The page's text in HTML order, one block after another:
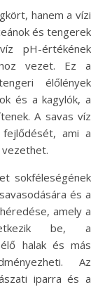
hanem a vízi
és tengerek
pH-értékének
vezet. Ez a
élőlények
és a kagylók, a
A savas víz
ami a
sokféleségének
és a
amely a
be, a
halak és más
Az
iparra és a